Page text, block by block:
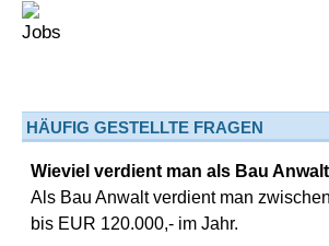
HÄUFIG GESTELLTE FRAGEN
Wieviel verdient man als Bau
Als Bau Anwalt verdient man
bis EUR 120.000,- im Jahr.